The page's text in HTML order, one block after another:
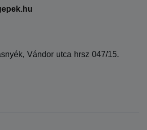
Vándor utca hrsz 047/15.